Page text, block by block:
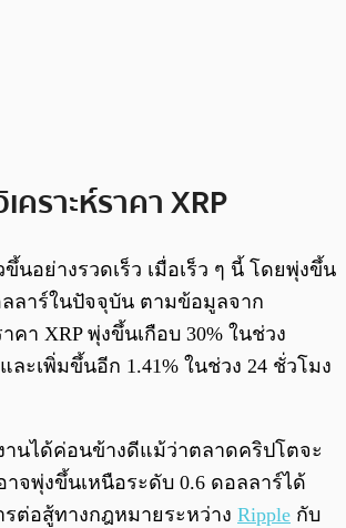
คราะห์ราคา XRP
นอย่างรวดเร็ว เมื่อเร็ว ๆ นี้ โดยพุ่งขึ้น
ลลาร์ในปัจจุบัน ตามข้อมูลจาก
าคา XRP พุ่งขึ้นเกือบ 30% ในช่วง
ะเพิ่มขึ้นอีก 1.41% ในช่วง 24 ชั่วโมง
านได้ค่อนข้างดีแม้ว่าตลาดคริปโตจะ
จพุ่งขึ้นเหนือระดับ 0.6 ดอลลาร์ได้
ต่อสู้ทางกฎหมายระหว่าง Ripple กับ